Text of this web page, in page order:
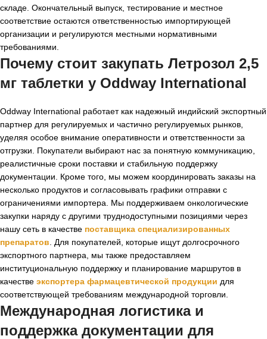
складе. Окончательный выпуск, тестирование и местное
соответствие остаются ответственностью импортирующей
организации и регулируются местными нормативными
требованиями.
Почему стоит закупать Летрозол 2,5
мг таблетки у Oddway International
Oddway International работает как надежный индийский экспортный
партнер для регулируемых и частично регулируемых рынков,
уделяя особое внимание оперативности и ответственности за
отгрузки. Покупатели выбирают нас за понятную коммуникацию,
реалистичные сроки поставки и стабильную поддержку
документации. Кроме того, мы можем координировать заказы на
несколько продуктов и согласовывать графики отправки с
ограничениями импортера. Мы поддерживаем онкологические
закупки наряду с другими труднодоступными позициями через
нашу сеть в качестве поставщика специализированных
препаратов . Для покупателей, которые ищут долгосрочного
экспортного партнера, мы также предоставляем
институциональную поддержку и планирование маршрутов в
качестве экспортера фармацевтической продукции для
соответствующей требованиям международной торговли.
Международная логистика и
поддержка документации для